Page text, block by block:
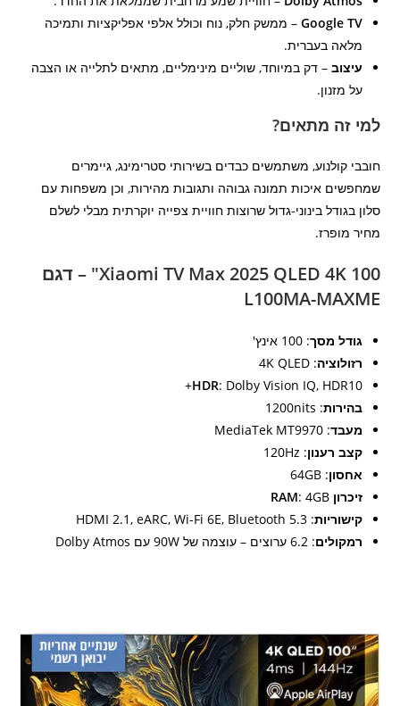
Google TV – ממשק חלק, נוח וכולל אלפי אפליקציות ותמיכה
מלאה בעברית.
עיצוב – דק במיוחד, שוליים מינימליים, מתאים לתלייה או הצבה
על מזנון.
למי זה מתאים?
חובבי קולנוע, משתמשים כבדים בשירותי סטרימינג, גיימרים
שמחפשים איכות תמונה גבוהה ותגובות מהירות, וכן משפחות עם
סלון בגודל בינוני-גדול שרוצות חוויית צפייה יוקרתית מבלי לשלם
מחיר מופרז.
Xiaomi TV Max 2025 QLED 4K 100" – דגם
L100MA-MAXME
גודל מסך: 100 אינץ'
רזולוציה: 4K QLED
HDR: Dolby Vision IQ, HDR10+
בהירות: 1200nits
מעבד: MediaTek MT9970
קצב רענון: 120Hz
אחסון: 64GB
זיכרון RAM: 4GB
קישוריות: HDMI 2.1, eARC, Wi-Fi 6E, Bluetooth 5.3
רמקולים: 6.2 ערוצים – עוצמה של 90W עם Dolby Atmos